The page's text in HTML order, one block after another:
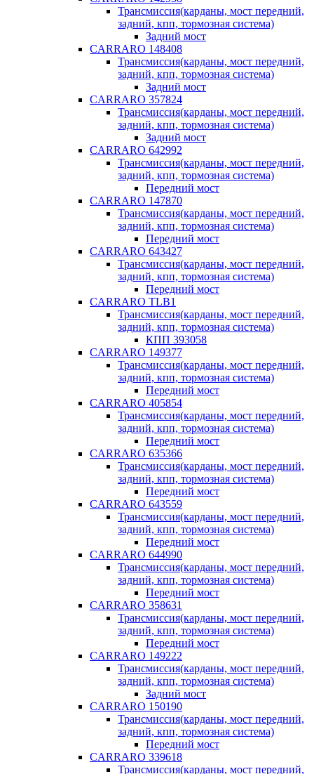
Трансмиссия(карданы, мост передний,
задний, кпп, тормозная система)
Задний мост
CARRARO 148408
Трансмиссия(карданы, мост передний,
задний, кпп, тормозная система)
Задний мост
CARRARO 357824
Трансмиссия(карданы, мост передний,
задний, кпп, тормозная система)
Задний мост
CARRARO 642992
Трансмиссия(карданы, мост передний,
задний, кпп, тормозная система)
Передний мост
CARRARO 147870
Трансмиссия(карданы, мост передний,
задний, кпп, тормозная система)
Передний мост
CARRARO 643427
Трансмиссия(карданы, мост передний,
задний, кпп, тормозная система)
Передний мост
CARRARO TLB1
Трансмиссия(карданы, мост передний,
задний, кпп, тормозная система)
КПП 393058
CARRARO 149377
Трансмиссия(карданы, мост передний,
задний, кпп, тормозная система)
Передний мост
CARRARO 405854
Трансмиссия(карданы, мост передний,
задний, кпп, тормозная система)
Передний мост
CARRARO 635366
Трансмиссия(карданы, мост передний,
задний, кпп, тормозная система)
Передний мост
CARRARO 643559
Трансмиссия(карданы, мост передний,
задний, кпп, тормозная система)
Передний мост
CARRARO 644990
Трансмиссия(карданы, мост передний,
задний, кпп, тормозная система)
Передний мост
CARRARO 358631
Трансмиссия(карданы, мост передний,
задний, кпп, тормозная система)
Передний мост
CARRARO 149222
Трансмиссия(карданы, мост передний,
задний, кпп, тормозная система)
Задний мост
CARRARO 150190
Трансмиссия(карданы, мост передний,
задний, кпп, тормозная система)
Передний мост
CARRARO 339618
Трансмиссия(карданы, мост передний,